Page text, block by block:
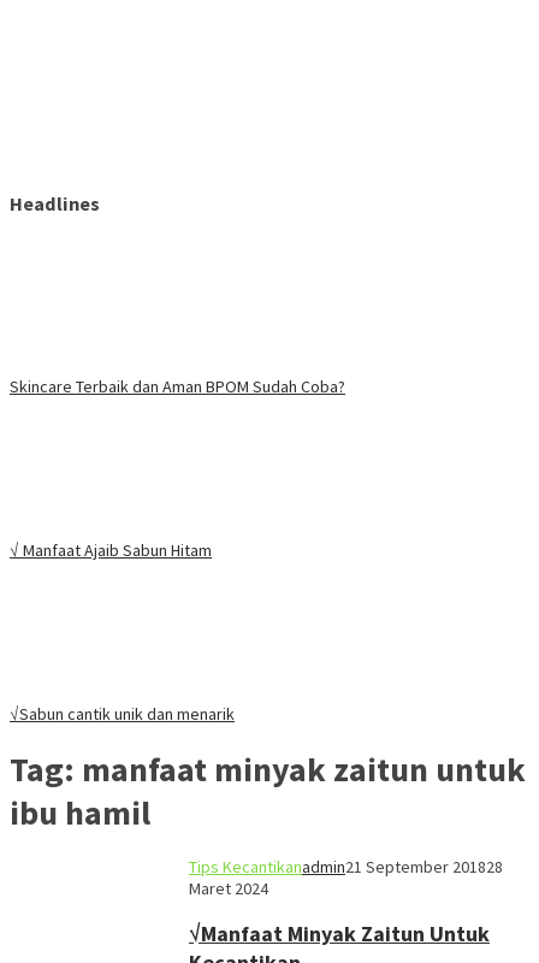
Headlines
Skincare Terbaik dan Aman BPOM Sudah Coba?
√ Manfaat Ajaib Sabun Hitam
√Sabun cantik unik dan menarik
Tag: manfaat minyak zaitun untuk
ibu hamil
Tips Kecantikanadmin21 September 201828
Maret 2024
√Manfaat Minyak Zaitun Untuk